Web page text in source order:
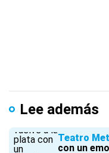
Lee además
Teatro
con un